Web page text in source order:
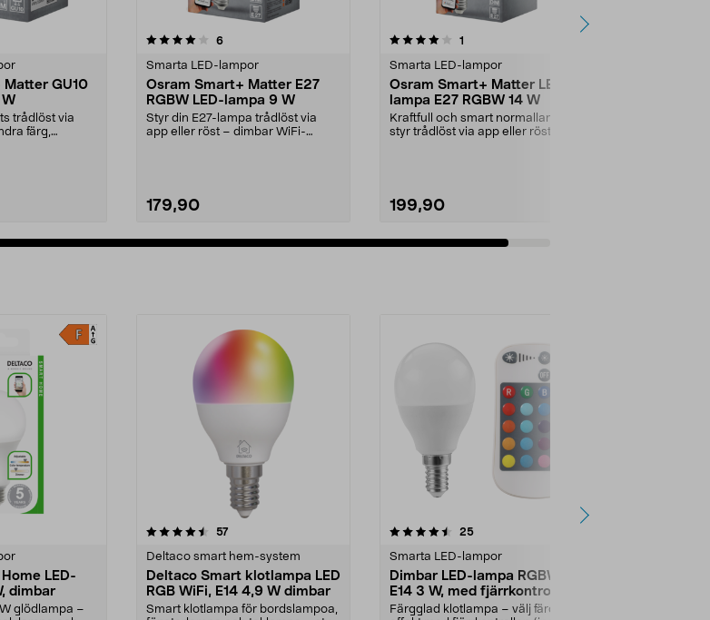
GU10
W
trådlöst via
färg,
stjärnor 6recensioner
Smarta LED-lampor
Osram Smart+ Matter E27
RGBW LED-lampa 9 W
Styr din E27-lampa trådlöst via
app eller röst – dimbar WiFi-
179,90
4.0av 5 stjärnor 1
Smarta LED-lampor
Osram Smart+ Matter LED-
lampa E27 RGBW 14 W
Kraftfull och smart normallampa –
styr trådlöst via app eller röst.
199,90
LED-
dimbar
glödlampa –
stjärnor 57recensioner
Deltaco smart hem-system
Deltaco Smart klotlampa LED
RGB WiFi, E14 4,9 W dimbar
Smart klotlampa för bordslampoa,
4.5 av 5 stjärnor 25recensioner
Smarta LED-lampor
Dimbar LED-lampa RGBW
E14 3 W, med fjärrkontroll
Färgglad klotlampa – välj färg eller
4.0 av 5 stjärnor